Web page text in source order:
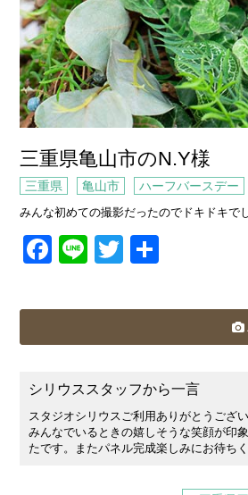
三重県亀山市のN.Y様
三重県 亀山市 ハーフバースデー
みんな初めての撮影だったのでドキドキで
Facebook
LineTwitter
シリウススタッフから一言
スタジオシリウスご利用ありがとうござ
みんなでいるときの嬉しそうな笑顔が印
たです。またパネル完成楽しみにお待ちく